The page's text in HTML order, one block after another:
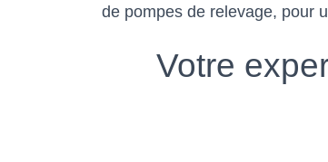
de pompes de relevage, pour
Votre